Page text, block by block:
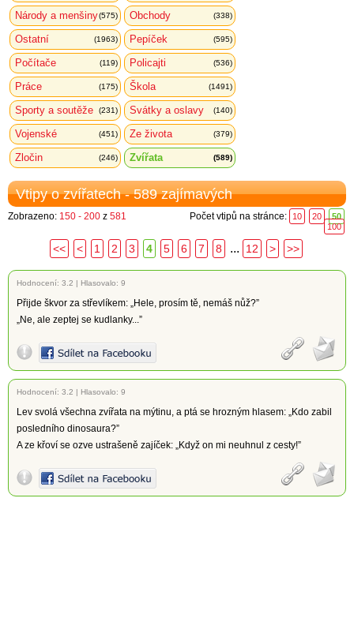
Národy a menšiny(575) Obchody (338)
Ostatní (1963) Pepíček (595)
Počítače (119) Policajti (536)
Práce (175) Škola (1491)
Sporty a soutěže (231) Svátky a oslavy (140)
Vojenské (451) Ze života (379)
Zločin (246) Zvířata (589)
Vtipy o zvířatech - 589 zajímavých
Zobrazeno: 150 - 200 z 581 Počet vtipů na stránce: 10 20
50
100
<< < 1 2 3 4 5 6 7 8 ... 12 > >>
Hodnocení: 3.2 | Hlasovalo: 9
Přijde škvor za střevlíkem: „Hele, prosím tě, nemáš nůž?”
„Ne, ale zeptej se kudlanky...”
Hodnocení: 3.2 | Hlasovalo: 9
Lev svolá všechna zvířata na mýtinu, a ptá se hrozným hlasem: „Kdo zabil
posledního dinosaura?”
A ze křoví se ozve ustrašeně zajíček: „Když on mi neuhnul z cesty!”